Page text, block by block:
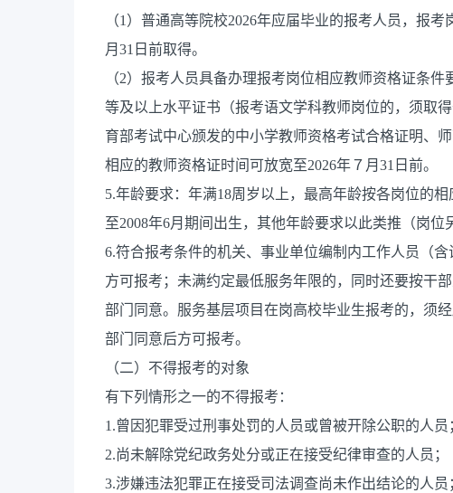
（1）普通高等院校2026年应届毕业的报考人员，报
月31日前取得。
（2）报考人员具备办理报考岗位相应教师资格证条
等及以上水平证书（报考语文学科教师岗位的，须取
育部考试中心颁发的中小学教师资格考试合格证明、
相应的教师资格证时间可放宽至2026年７月31日前。
5.年龄要求：年满18周岁以上，最高年龄按各岗位的
至2008年6月期间出生，其他年龄要求以此类推（岗位
6.符合报考条件的机关、事业单位编制内工作人员（
方可报考；未满约定最低服务年限的，同时还要按干
部门同意。服务基层项目在岗高校毕业生报考的，须
部门同意后方可报考。
（二）不得报考的对象
有下列情形之一的不得报考：
1.曾因犯罪受过刑事处罚的人员或曾被开除公职的人员
2.尚未解除党纪政务处分或正在接受纪律审查的人员；
3.涉嫌违法犯罪正在接受司法调查尚未作出结论的人员